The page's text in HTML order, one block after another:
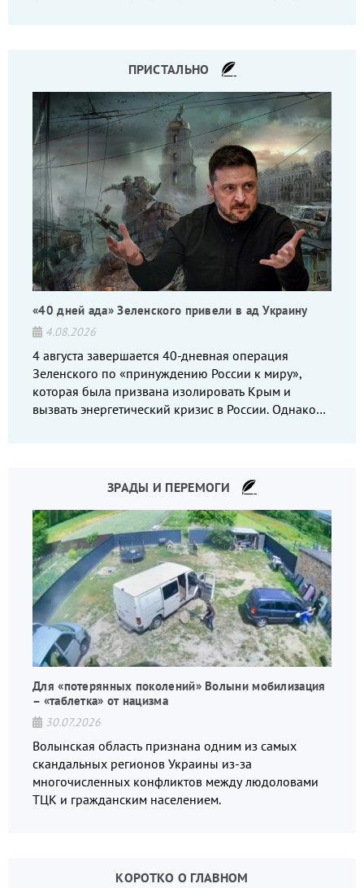
ПРИСТАЛЬНО
«40 дней ада» Зеленского привели в ад Украину
4.08.2026
4 августа завершается 40-дневная операция
Зеленского по «принуждению России к миру»,
которая была призвана изолировать Крым и
вызвать энергетический кризис в России. Однако
ЗРАДЫ И ПЕРЕМОГИ
Для «потерянных поколений» Волыни мобилизация
– «таблетка» от нацизма
30.07.2026
Волынская область признана одним из самых
скандальных регионов Украины из-за
многочисленных конфликтов между людоловами
ТЦК и гражданским населением.
КОРОТКО О ГЛАВНОМ